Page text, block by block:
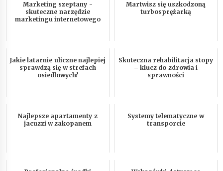
Marketing szeptany -
skuteczne narzędzie
marketingu internetowego
Martwisz się uszkodzoną
turbosprężarką
Jakie latarnie uliczne najlepiej
sprawdzą się w strefach
osiedlowych?
Skuteczna rehabilitacja stopy
– klucz do zdrowia i
sprawności
Najlepsze apartamenty z
jacuzzi w zakopanem
Systemy telematyczne w
transporcie